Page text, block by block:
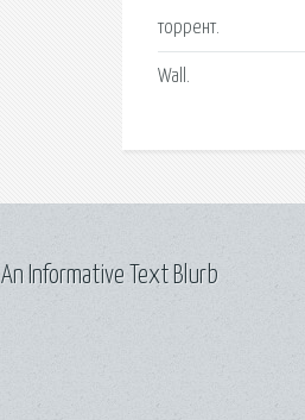
торрент.
Wall.
An Informative Text Blurb